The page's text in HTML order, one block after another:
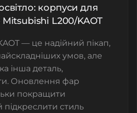
корпуси для
L200/KAOT
— це надійний пікап,
умов, але
інша деталь,
Оновлення фар
покращити
підкреслити стиль